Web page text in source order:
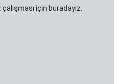
için buradayız.